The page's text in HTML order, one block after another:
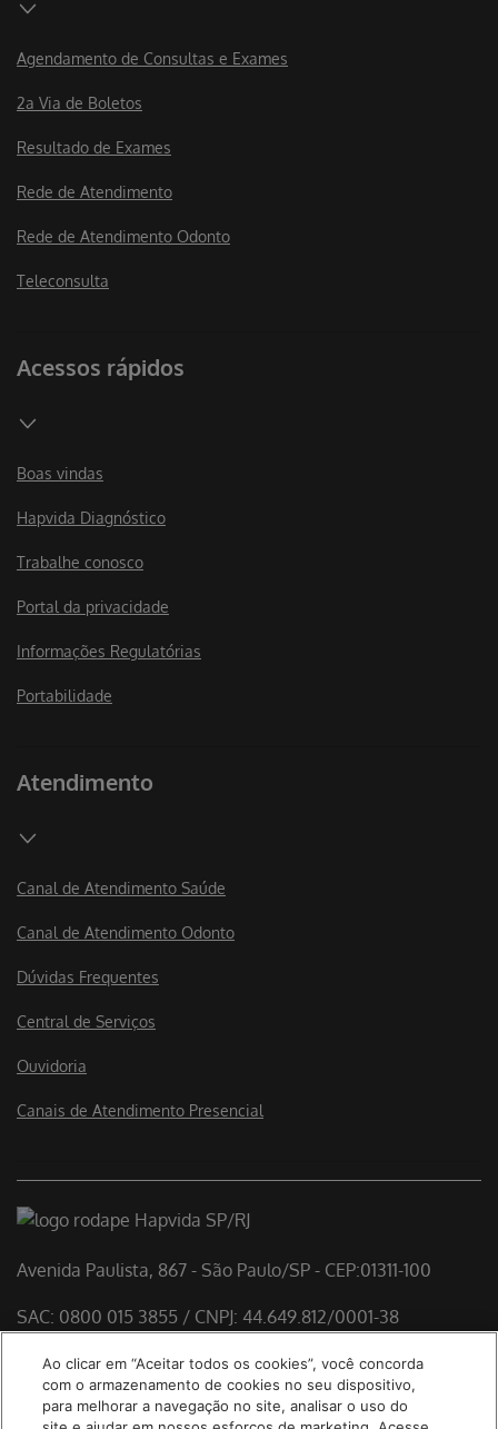
Avenida Paulista, 867 - São Paulo/SP - CEP:01311-100
SAC: 0800 015 3855 / CNPJ: 44.649.812/0001-38
Albuquerque -CRM: 40.137
Responsável Técnico Hapvida + Odonto:
Agendamento de Consultas e Exames
2a Via de Boletos
Resultado de Exames
Rede de Atendimento
Rede de Atendimento Odonto
Teleconsulta
Acessos rápidos
Boas vindas
Hapvida Diagnóstico
Trabalhe conosco
Portal da privacidade
Informações Regulatórias
Portabilidade
Atendimento
Canal de Atendimento Saúde
Canal de Atendimento Odonto
Dúvidas Frequentes
Central de Serviços
Ouvidoria
Canais de Atendimento Presencial
Ao clicar em “Aceitar todos os cookies”, você concorda
com o armazenamento de cookies no seu dispositivo,
para melhorar a navegação no site, analisar o uso do